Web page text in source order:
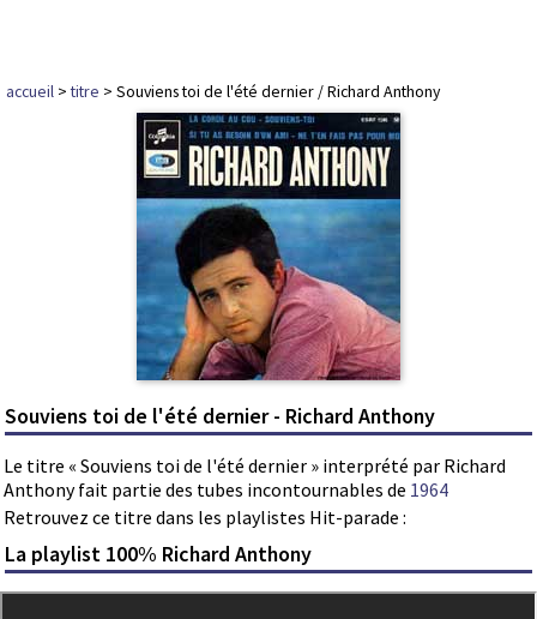
accueil >titre > Souviens toi de l'été dernier / Richard Anthony
Souviens toi de l'été dernier - Richard Anthony
Le titre « Souviens toi de l'été dernier » interprété par Richard
Anthony fait partie des tubes incontournables de 1964
Retrouvez ce titre dans les playlistes Hit-parade :
La playlist 100% Richard Anthony